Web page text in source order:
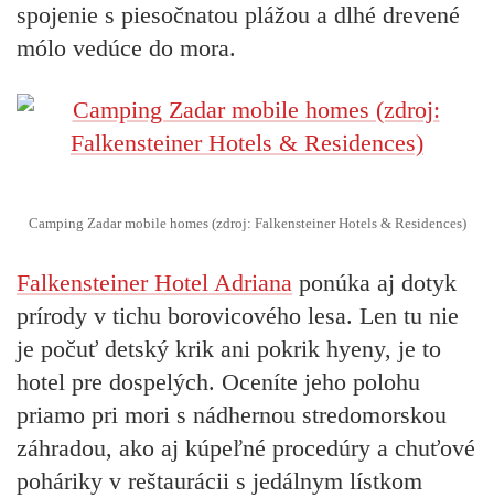
spojenie s piesočnatou plážou a dlhé drevené
mólo vedúce do mora.
Camping Zadar mobile homes (zdroj: Falkensteiner Hotels & Residences)
Falkensteiner Hotel Adriana ponúka aj dotyk
prírody v tichu borovicového lesa. Len tu nie
je počuť detský krik ani pokrik hyeny, je to
hotel pre dospelých. Oceníte jeho polohu
priamo pri mori s nádhernou stredomorskou
záhradou, ako aj kúpeľné procedúry a chuťové
poháriky v reštaurácii s jedálnym lístkom